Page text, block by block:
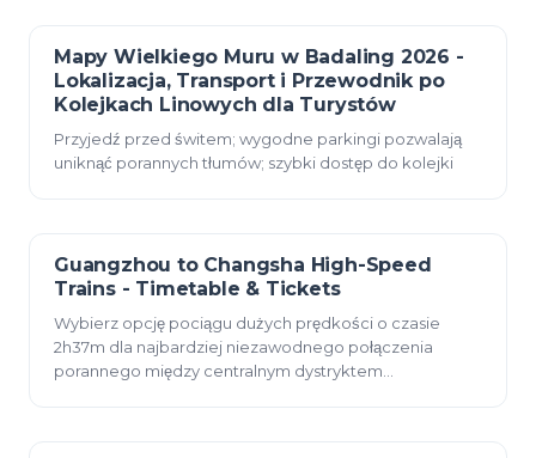
23 grudnia 2025
Mapy Wielkiego Muru w Badaling 2026 -
Lokalizacja, Transport i Przewodnik po
Kolejkach Linowych dla Turystów
Przyjedź przed świtem; wygodne parkingi pozwalają
uniknąć porannych tłumów; szybki dostęp do kolejki
23 grudnia 2025
Guangzhou to Changsha High-Speed
Trains - Timetable & Tickets
Wybierz opcję pociągu dużych prędkości o czasie
2h37m dla najbardziej niezawodnego połączenia
porannego między centralnym dystryktem